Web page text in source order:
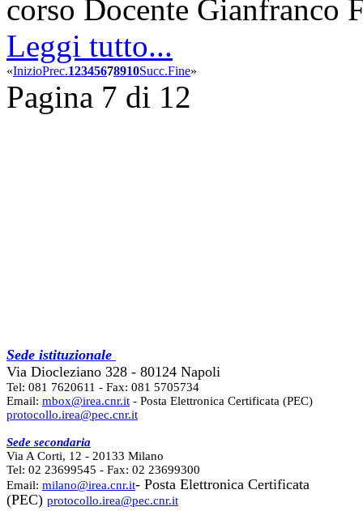
corso Docente Gianfranco
Leggi tutto...
«InizioPrec.12345678910Succ.Fine»
Pagina 7 di 12
Sede istituzionale
Via Diocleziano 328 - 80124 Napoli
Tel: 081 7620611 - Fax: 081 5705734
Email: mbox@irea.cnr.it - Posta Elettronica Certificata (PEC)
protocollo.irea@pec.cnr.it
Sede secondaria
Via A Corti, 12 - 20133 Milano
Tel: 02 23699545 - Fax: 02 23699300
Email: milano@irea.cnr.it- Posta Elettronica Certificata
(PEC) protocollo.irea@pec.cnr.it